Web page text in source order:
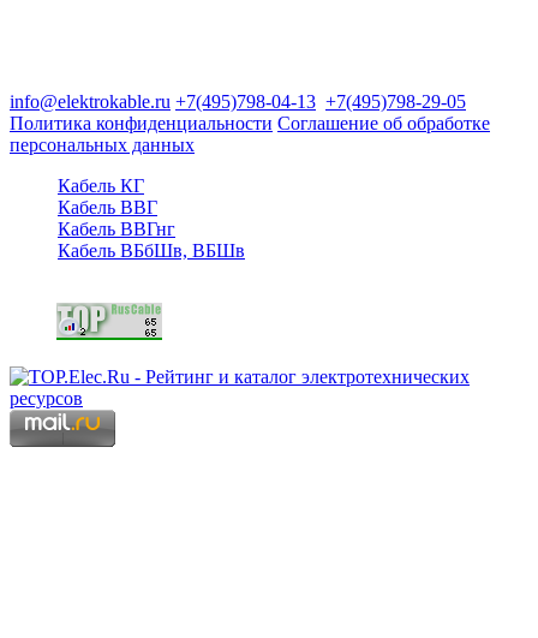
info@elektrokable.ru +7(495)798-04-13 +7(495)798-29-05
Политика конфиденциальности Соглашение об обработке
персональных данных
Кабель КГ
Кабель ВВГ
Кабель ВВГнг
Кабель ВБбШв, ВБШв